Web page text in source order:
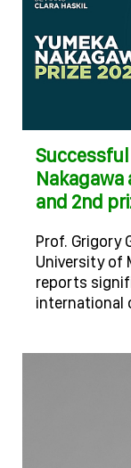
Successful
Nakagawa
and 2nd
Prof. Grigory
University of
reports
international